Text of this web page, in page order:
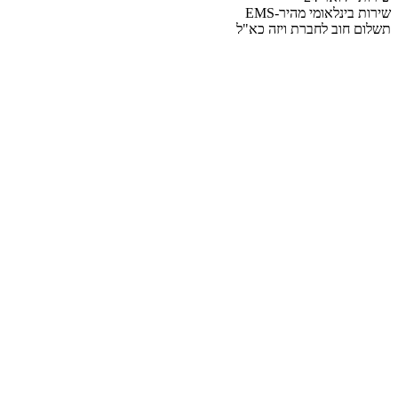
שירות בינלאומי מהיר-EMS
תשלום חוב לחברת ויזה כא"ל